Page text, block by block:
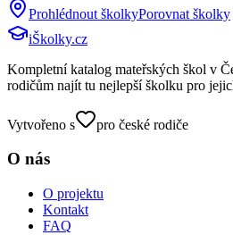
Prohlédnout školkyPorovnat školky
iŠkolky.cz
Kompletní katalog mateřských škol v
rodičům najít tu nejlepší školku pro
Vytvořeno s pro české rodiče
O nás
O projektu
Kontakt
FAQ